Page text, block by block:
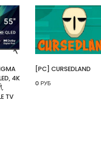
🔥
4K
TV
[PC] CURSEDLAND
0 РУБ